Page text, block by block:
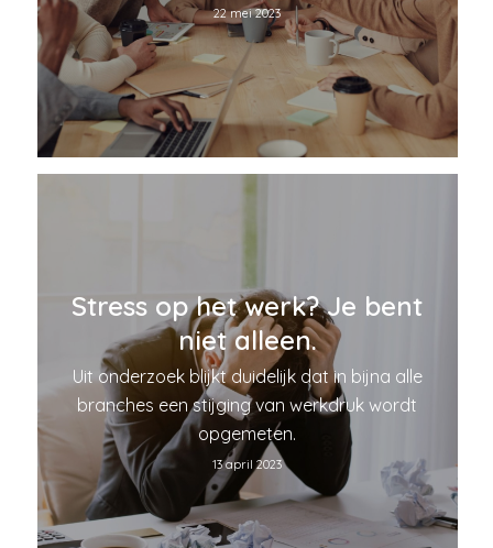
22 mei 2023
Stress op het werk? Je bent
niet alleen.
Uit onderzoek blijkt duidelijk dat in bijna alle
branches een stijging van werkdruk wordt
opgemeten.
13 april 2023